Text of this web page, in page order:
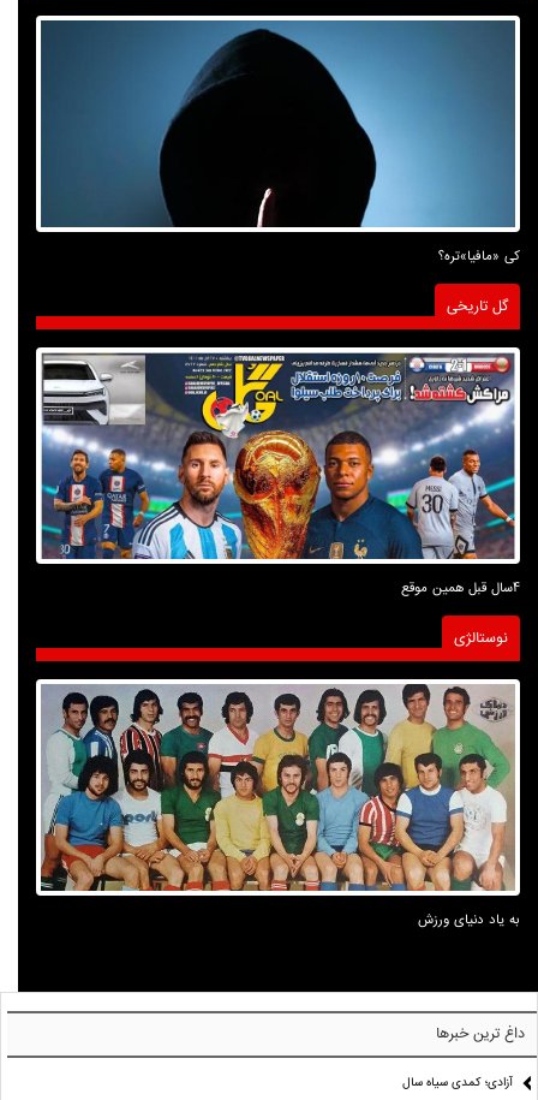
کی «مافیا»تره؟
گل تاریخی
4سال قبل همین موقع
نوستالژی
به یاد دنیای ورزش
داغ ترین خبرها
آزادی؛ کمدی سیاه سال